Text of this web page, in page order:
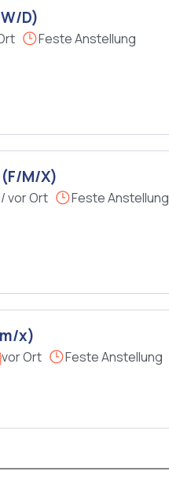
D)
Feste Anstellung
M/X)
vor Ort Feste Anstellung
x)
vor Ort Feste Anstellung